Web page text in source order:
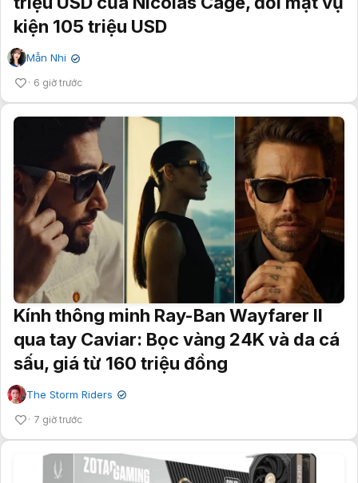
kiện 105 triệu USD
Mẫn Nhi ✔
6 giờ trước
Kính thông minh Ray-Ban Wayfarer II
qua tay Caviar: Bọc vàng 24K và da cá
sấu, giá từ 160 triệu đồng
The Storm Riders ✔
7 giờ trước